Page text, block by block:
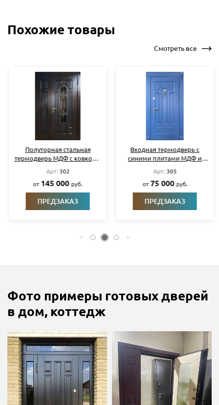
Похожие товары
Смотреть все
Полуторная стальная
термодверь МДФ с ковкой и
Арт:302
от145 000 руб.
ПРЕДЗАКАЗ
Входная термодверь с
синими плитами МДФ и
Арт:305
от75 000руб.
ПРЕДЗАКАЗ
Фото примеры готовых дверей
в дом, коттедж